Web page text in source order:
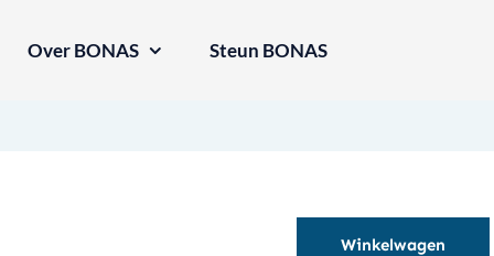
Over BONAS Steun BONAS
Winkelwagen